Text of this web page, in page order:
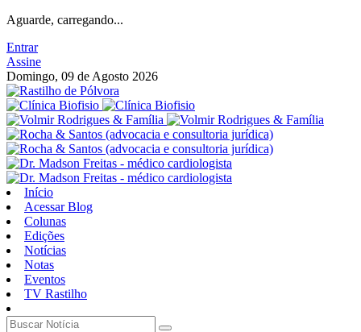
Aguarde, carregando...
Entrar
Assine
Domingo, 09 de Agosto 2026
Início
Acessar Blog
Colunas
Edições
Notícias
Notas
Eventos
TV Rastilho